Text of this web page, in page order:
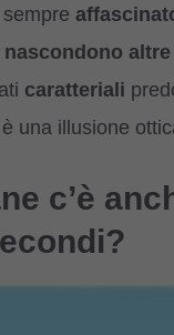
nascondono altre
caratteriali
una illusione
c’è